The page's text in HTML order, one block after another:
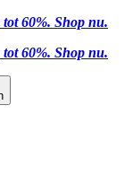
60%. Shop nu.
60%. Shop nu.